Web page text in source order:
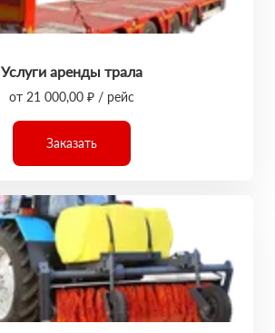
Услуги аренды трала
от 21 000,00 ₽ / рейс
Заказать